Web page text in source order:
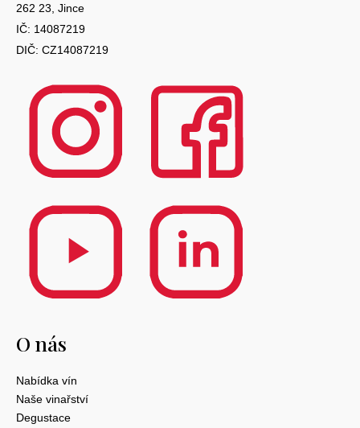
262 23, Jince
IČ: 14087219
DIČ: CZ14087219
O nás
Nabídka vín
Naše vinařství
Degustace